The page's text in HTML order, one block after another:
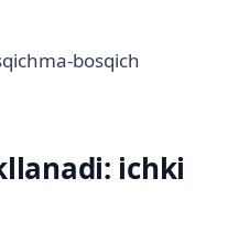
bosqich
ichki